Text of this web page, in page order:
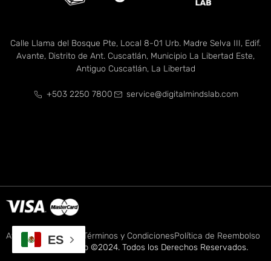
Calle Llama del Bosque Pte, Local 8-01 Urb. Madre Selva III, Edif.
Avante, Distrito de Ant. Cuscatlán, Municipio La Libertad Este,
Antiguo Cuscatlán, La Libertad
+503 2250 7800 service@digitalmindslab.com
Aviso de Privacidad Términos y CondicionesPolítica de Reembolso
Digital Minds Lab ©2024. Todos los Derechos Reservados.
ES